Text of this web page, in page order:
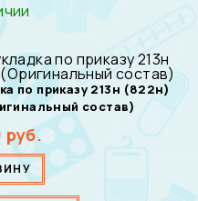
по приказу 213н (822н)
состав)
руб.